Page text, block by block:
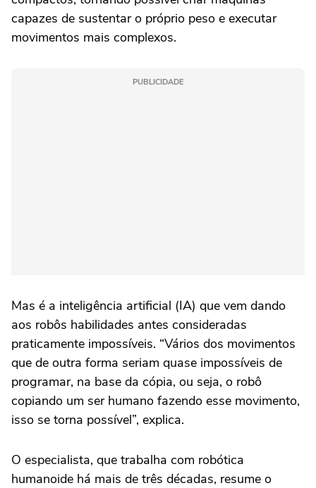
capazes de sustentar o próprio peso e executar
movimentos mais complexos.
PUBLICIDADE
Mas é a inteligência artificial (IA) que vem dando
aos robôs habilidades antes consideradas
praticamente impossíveis. “Vários dos movimentos
que de outra forma seriam quase impossíveis de
programar, na base da cópia, ou seja, o robô
copiando um ser humano fazendo esse movimento,
isso se torna possível”, explica.
O especialista, que trabalha com robótica
humanoide há mais de três décadas, resume o